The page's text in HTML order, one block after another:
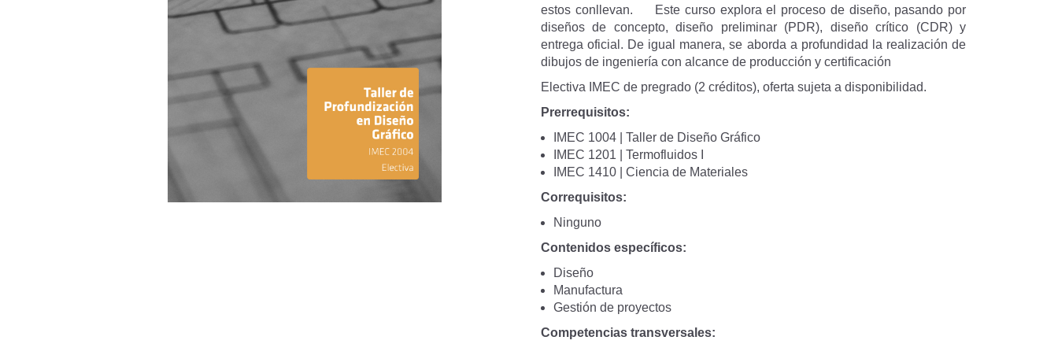
estos conllevan. Este curso explora el proceso de diseño, pasando por
diseños de concepto, diseño preliminar (PDR), diseño crítico (CDR) y
entrega oficial. De igual manera, se aborda a profundidad la realización de
dibujos de ingeniería con alcance de producción y certificación
Electiva IMEC de pregrado (2 créditos), oferta sujeta a disponibilidad.
Prerrequisitos:
IMEC 1004 | Taller de Diseño Gráfico
IMEC 1201 | Termofluidos I
IMEC 1410 | Ciencia de Materiales
Correquisitos:
Ninguno
Contenidos específicos:
Diseño
Manufactura
Gestión de proyectos
Competencias transversales: